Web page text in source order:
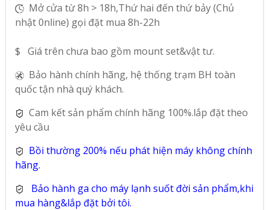
Mở cửa từ 8h > 18h,Thứ hai đến thứ bảy (Chủ
nhật 0nline) gọi đặt mua 8h-22h
$ Giá trên chưa bao gồm mount set&vật tư.
Bảo hành chính hãng, hệ thống trạm BH toàn
quốc tận nhà quý khách.
Cam kết sản phẩm chính hãng 100%.lắp đặt theo
yêu cầu
Bồi thường 200% nếu phát hiện máy không chính
hãng.
Bảo hành ga cho máy lạnh suốt đời sản phẩm,khi
mua hàng&lắp đặt bởi tôi.